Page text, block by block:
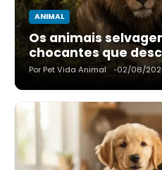
ANIMAL
Os animais
chocantes que
Por Pet Vida Animal 02/08/